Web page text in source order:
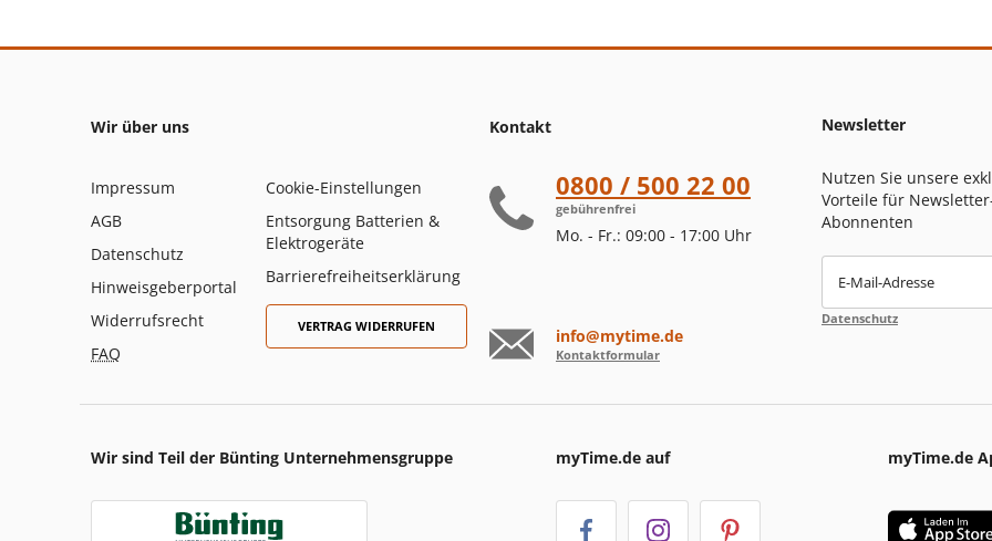
Wir über uns
Impressum
AGB
Datenschutz
Hinweisgeberportal
Widerrufsrecht
FAQ
Cookie-Einstellungen
Entsorgung Batterien &
Elektrogeräte
Barrierefreiheitserklärung
VERTRAG WIDERRUFEN
Kontakt
0800 / 500 22 00
gebührenfrei
Mo. - Fr.: 09:00 - 17:00 Uhr
info@mytime.de
Kontaktformular
Newsletter
Nutzen Sie unsere
Vorteile für
Abonnenten
E-Mail-Adresse
Datenschutz
Wir sind Teil der Bünting Unternehmensgruppe myTime.de auf myTime.de